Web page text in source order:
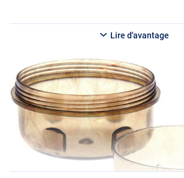
Deluxe Glug Pot – Large – 8.8 ×
Lire d'avantage